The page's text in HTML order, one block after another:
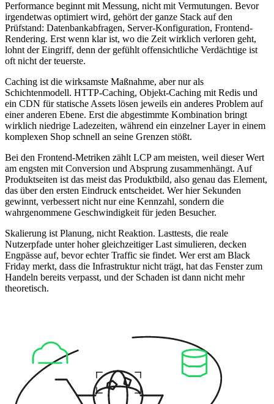
Performance beginnt mit Messung, nicht mit Vermutungen. Bevor
irgendetwas optimiert wird, gehört der ganze Stack auf den
Prüfstand: Datenbankabfragen, Server-Konfiguration, Frontend-
Rendering. Erst wenn klar ist, wo die Zeit wirklich verloren geht,
lohnt der Eingriff, denn der gefühlt offensichtliche Verdächtige ist
oft nicht der teuerste.
Caching ist die wirksamste Maßnahme, aber nur als
Schichtenmodell. HTTP-Caching, Objekt-Caching mit Redis und
ein CDN für statische Assets lösen jeweils ein anderes Problem auf
einer anderen Ebene. Erst die abgestimmte Kombination bringt
wirklich niedrige Ladezeiten, während ein einzelner Layer in einem
komplexen Shop schnell an seine Grenzen stößt.
Bei den Frontend-Metriken zählt LCP am meisten, weil dieser Wert
am engsten mit Conversion und Absprung zusammenhängt. Auf
Produktseiten ist das meist das Produktbild, also genau das Element,
das über den ersten Eindruck entscheidet. Wer hier Sekunden
gewinnt, verbessert nicht nur eine Kennzahl, sondern die
wahrgenommene Geschwindigkeit für jeden Besucher.
Skalierung ist Planung, nicht Reaktion. Lasttests, die reale
Nutzerpfade unter hoher gleichzeitiger Last simulieren, decken
Engpässe auf, bevor echter Traffic sie findet. Wer erst am Black
Friday merkt, dass die Infrastruktur nicht trägt, hat das Fenster zum
Handeln bereits verpasst, und der Schaden ist dann nicht mehr
theoretisch.